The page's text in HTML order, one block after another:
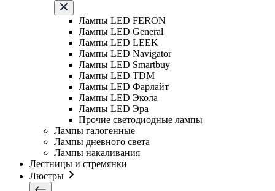
Лампы LED FERON
Лампы LED General
Лампы LED LEEK
Лампы LED Navigator
Лампы LED Smartbuy
Лампы LED TDM
Лампы LED Фарлайт
Лампы LED Экола
Лампы LED Эра
Прочие светодиодные лампы
Лампы галогенные
Лампы дневного света
Лампы накаливания
Лестницы и стремянки
Люстры